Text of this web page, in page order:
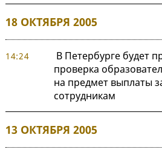
18 ОКТЯБРЯ 2005
14:24
В Петербурге будет
проверка
на предмет выплаты
сотрудникам
13 ОКТЯБРЯ 2005